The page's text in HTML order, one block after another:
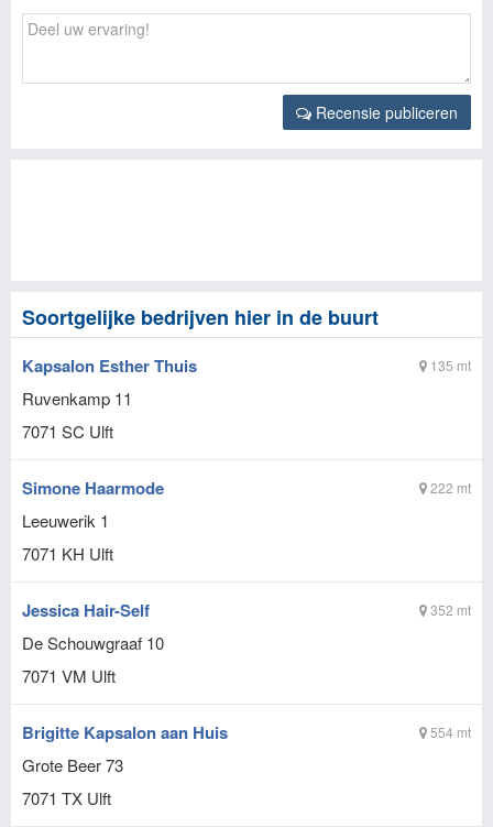
Recensie publiceren
Soortgelijke bedrijven hier in de buurt
135 mt
Kapsalon Esther Thuis
Ruvenkamp 11
7071 SC Ulft
222 mt
Simone Haarmode
Leeuwerik 1
7071 KH Ulft
352 mt
Jessica Hair-Self
De Schouwgraaf 10
7071 VM Ulft
554 mt
Brigitte Kapsalon aan Huis
Grote Beer 73
7071 TX Ulft